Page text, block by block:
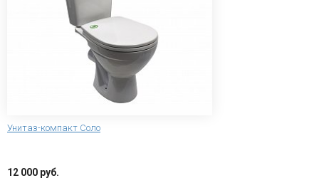
Унитаз-компакт Соло
12 000 руб.